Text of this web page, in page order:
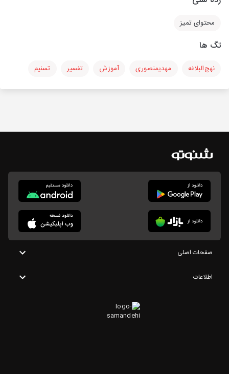
محتوای تمیز
تگ ها
نهج‌البلاغه مهدیمنصوری آموزش تفسیر تسنیم
صفحات اصلی
اطلاعات